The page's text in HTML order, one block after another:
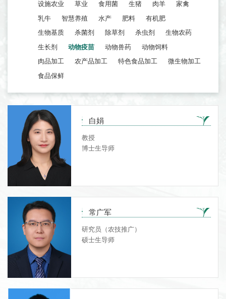
设施农业 草业 食用菌 生猪 肉羊 家禽
乳牛 智慧养殖 水产 肥料 有机肥
生物基质 杀菌剂 除草剂 杀虫剂 生物农药
生长剂 动物疫苗 动物兽药 动物饲料
肉品加工 农产品加工 特色食品加工 微生物加工
食品保鲜
白娟
教授
博士生导师
常广军
研究员（农技推广）
硕士生导师